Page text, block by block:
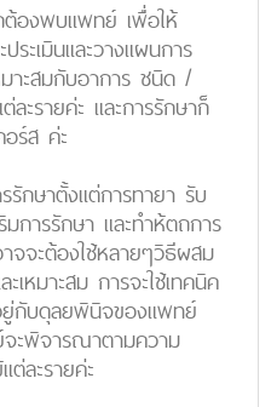
ต้องพบแพทย์ เพื่อให้
ะเมินและวางแผนการ
าะสมกับอาการ ชนิด /
ะรายค่ะ และการรักษาก็
ร์ส ค่ะ
รักษาตั้งแต่การทายา รับ
มการรักษา และทำห้ตถการ
จจะต้องใช้หลายๆวิธีผสม
เหมาะสม การจะใช้เทคนิค
กับดุลยพินิจของแพทย์
ะพิจารณาตามความ
ต่ละรายค่ะ